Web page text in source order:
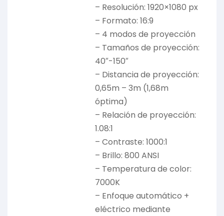
– Resolución: 1920×1080 px
– Formato: 16:9
– 4 modos de proyección
– Tamaños de proyección:
40″-150″
– Distancia de proyección:
0,65m – 3m (1,68m
óptima)
– Relación de proyección:
1.08:1
– Contraste: 1000:1
– Brillo: 800 ANSI
– Temperatura de color:
7000K
– Enfoque automático +
eléctrico mediante